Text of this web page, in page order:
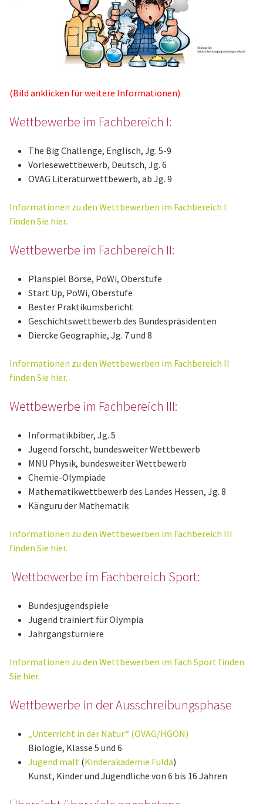
(Bild anklicken für weitere Informationen)
Wettbewerbe im Fachbereich I:
The Big Challenge, Englisch, Jg. 5-9
Vorlesewettbewerb, Deutsch, Jg. 6
OVAG Literaturwettbewerb, ab Jg. 9
Informationen zu den Wettbewerben im Fachbereich I
finden Sie hier.
Wettbewerbe im Fachbereich II:
Planspiel Börse, PoWi, Oberstufe
Start Up, PoWi, Oberstufe
Bester Praktikumsbericht
Geschichtswettbewerb des Bundespräsidenten
Diercke Geographie, Jg. 7 und 8
Informationen zu den Wettbewerben im Fachbereich II
finden Sie hier.
Wettbewerbe im Fachbereich III:
Informatikbiber, Jg. 5
Jugend forscht, bundesweiter Wettbewerb
MNU Physik, bundesweiter Wettbewerb
Chemie-Olympiade
Mathematikwettbewerb des Landes Hessen, Jg. 8
Känguru der Mathematik
Informationen zu den Wettbewerben im Fachbereich III
finden Sie hier.
Wettbewerbe im Fachbereich Sport:
Bundesjugendspiele
Jugend trainiert für Olympia
Jahrgangsturniere
Informationen zu den Wettbewerben im Fach Sport finden
Sie hier.
Wettbewerbe in der Ausschreibungsphase
„Unterricht in der Natur“ (OVAG/HGON)
Biologie, Klasse 5 und 6
Jugend malt (Kinderakademie Fulda)
Kunst, Kinder und Jugendliche von 6 bis 16 Jahren